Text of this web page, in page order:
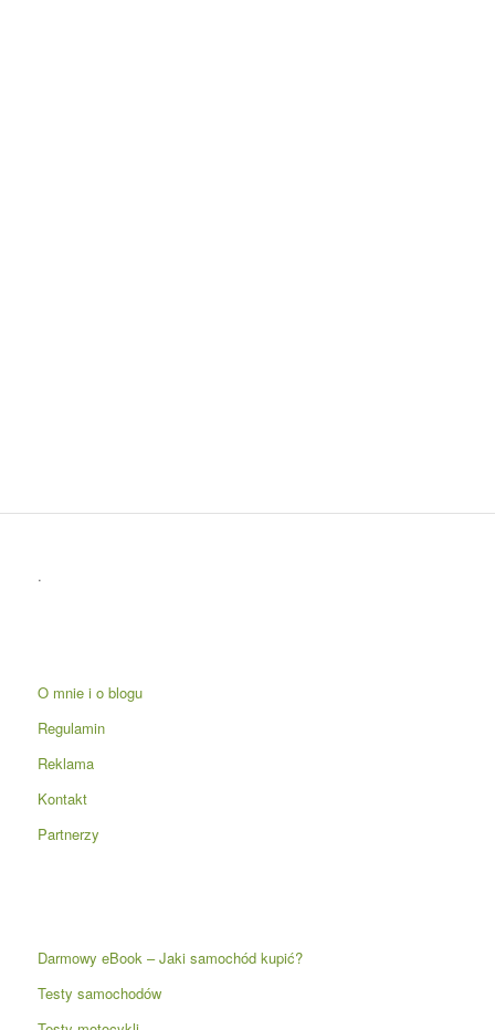
.
O mnie i o blogu
Regulamin
Reklama
Kontakt
Partnerzy
Darmowy eBook – Jaki samochód kupić?
Testy samochodów